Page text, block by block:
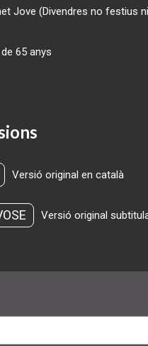
Jove (Divendres no festius
65 anys
Versió original en català
Versió original